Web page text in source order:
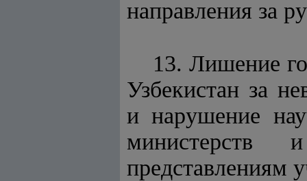
направления за
13. Лишение
Узбекистан за
и нарушение
министерств
представлениям